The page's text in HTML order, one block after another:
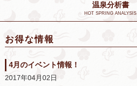
温泉分析書
HOT SPRING ANALYSIS
お得な情報
4月のイベント情報！
2017年04月02日